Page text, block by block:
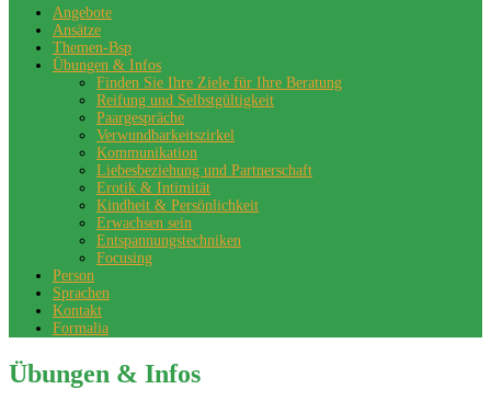
Angebote
Ansätze
Themen-Bsp
Übungen & Infos
Finden Sie Ihre Ziele für Ihre Beratung
Reifung und Selbstgültigkeit
Paargespräche
Verwundbarkeitszirkel
Kommunikation
Liebesbeziehung und Partnerschaft
Erotik & Intimität
Kindheit & Persönlichkeit
Erwachsen sein
Entspannungstechniken
Focusing
Person
Sprachen
Kontakt
Formalia
Übungen & Infos